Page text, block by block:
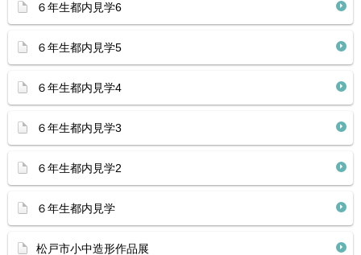
６年生都内見学6
６年生都内見学5
６年生都内見学4
６年生都内見学3
６年生都内見学2
６年生都内見学
松戸市小中造形作品展